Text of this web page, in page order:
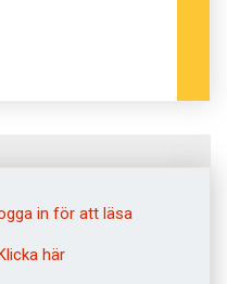
in för att läsa
här